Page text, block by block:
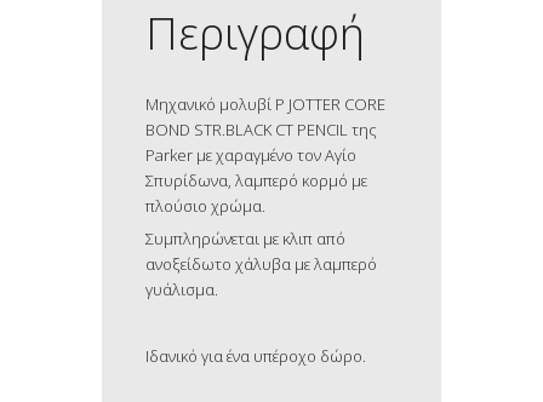
Περιγραφή
Μηχανικό μολυβί P JOTTER CORE
BOND STR.BLACK CT PENCIL της
Parker με χαραγμένο τον Αγίο
Σπυρίδωνα, λαμπερό κορμό με
πλούσιο χρώμα.
Συμπληρώνεται με κλιπ από
ανοξείδωτο χάλυβα με λαμπερό
γυάλισμα.
Ιδανικό για ένα υπέροχο δώρο.